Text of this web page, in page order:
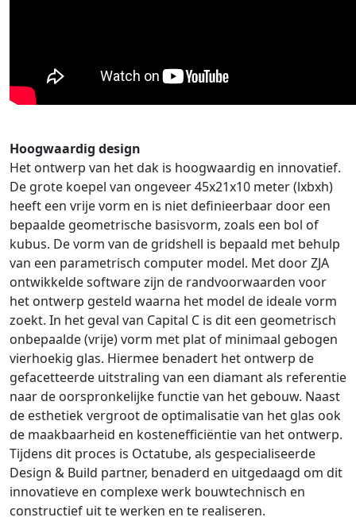
Hoogwaardig design
Het ontwerp van het dak is hoogwaardig en innovatief.
De grote koepel van ongeveer 45x21x10 meter (lxbxh)
heeft een vrije vorm en is niet definieerbaar door een
bepaalde geometrische basisvorm, zoals een bol of
kubus. De vorm van de gridshell is bepaald met behulp
van een parametrisch computer model. Met door ZJA
ontwikkelde software zijn de randvoorwaarden voor
het ontwerp gesteld waarna het model de ideale vorm
zoekt. In het geval van Capital C is dit een geometrisch
onbepaalde (vrije) vorm met plat of minimaal gebogen
vierhoekig glas. Hiermee benadert het ontwerp de
gefacetteerde uitstraling van een diamant als referentie
naar de oorspronkelijke functie van het gebouw. Naast
de esthetiek vergroot de optimalisatie van het glas ook
de maakbaarheid en kostenefficiëntie van het ontwerp.
Tijdens dit proces is Octatube, als gespecialiseerde
Design & Build partner, benaderd en uitgedaagd om dit
innovatieve en complexe werk bouwtechnisch en
constructief uit te werken en te realiseren.